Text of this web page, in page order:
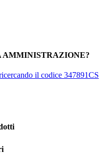
AMMINISTRAZIONE?
il codice 347891CS